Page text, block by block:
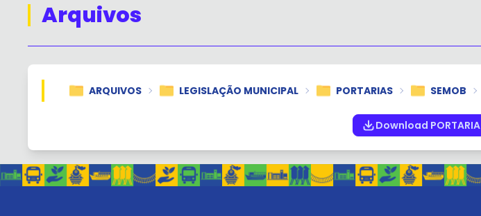
Arquivos
ARQUIVOS LEGISLAÇÃO MUNICIPAL PORTARIAS SEMOB
Download PORTARIA